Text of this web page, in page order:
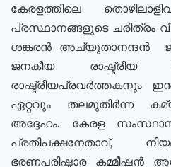
കേരളത്തിലെ
പ്രസ്ഥാനങ്ങളുടെ ചരിത്രം
ശങ്കരൻ അച്യുതാനന്ദൻ
ജനകീയ രാഷ്ട്രീയ
രാഷ്ട്രീയപ്രവർത്തകനും
ഏറ്റവും തലമുതിർന്ന
അദ്ദേഹം. കേരള
പ്രതിപക്ഷനേതാവ്,
ഭരണപരിഷ്കാര കമ്മീഷൻ